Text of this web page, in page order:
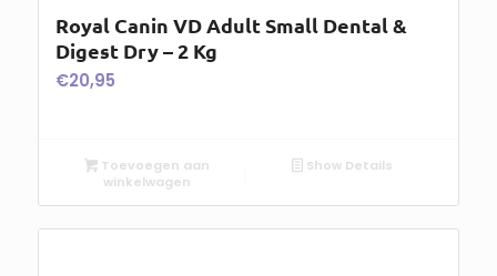
Royal Canin VD Adult Small Dental &
Digest Dry – 2 Kg
€20,95
Toevoegen aan
winkelwagen
Show Details